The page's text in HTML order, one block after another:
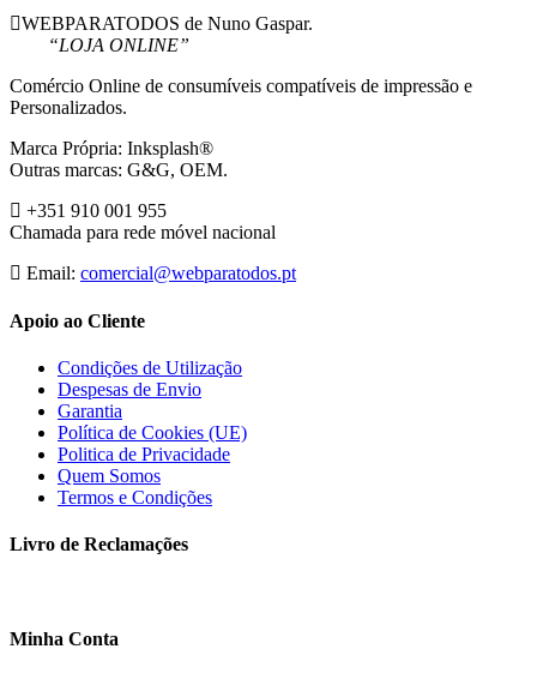
WEBPARATODOS de Nuno Gaspar.
“LOJA ONLINE”
Comércio Online de consumíveis compatíveis de impressão e
Personalizados.
Marca Própria: Inksplash®
Outras marcas: G&G, OEM.
+351 910 001 955
Chamada para rede móvel nacional
Email: comercial@webparatodos.pt
Apoio ao Cliente
Condições de Utilização
Despesas de Envio
Garantia
Política de Cookies (UE)
Politica de Privacidade
Quem Somos
Termos e Condições
Livro de Reclamações
Minha Conta